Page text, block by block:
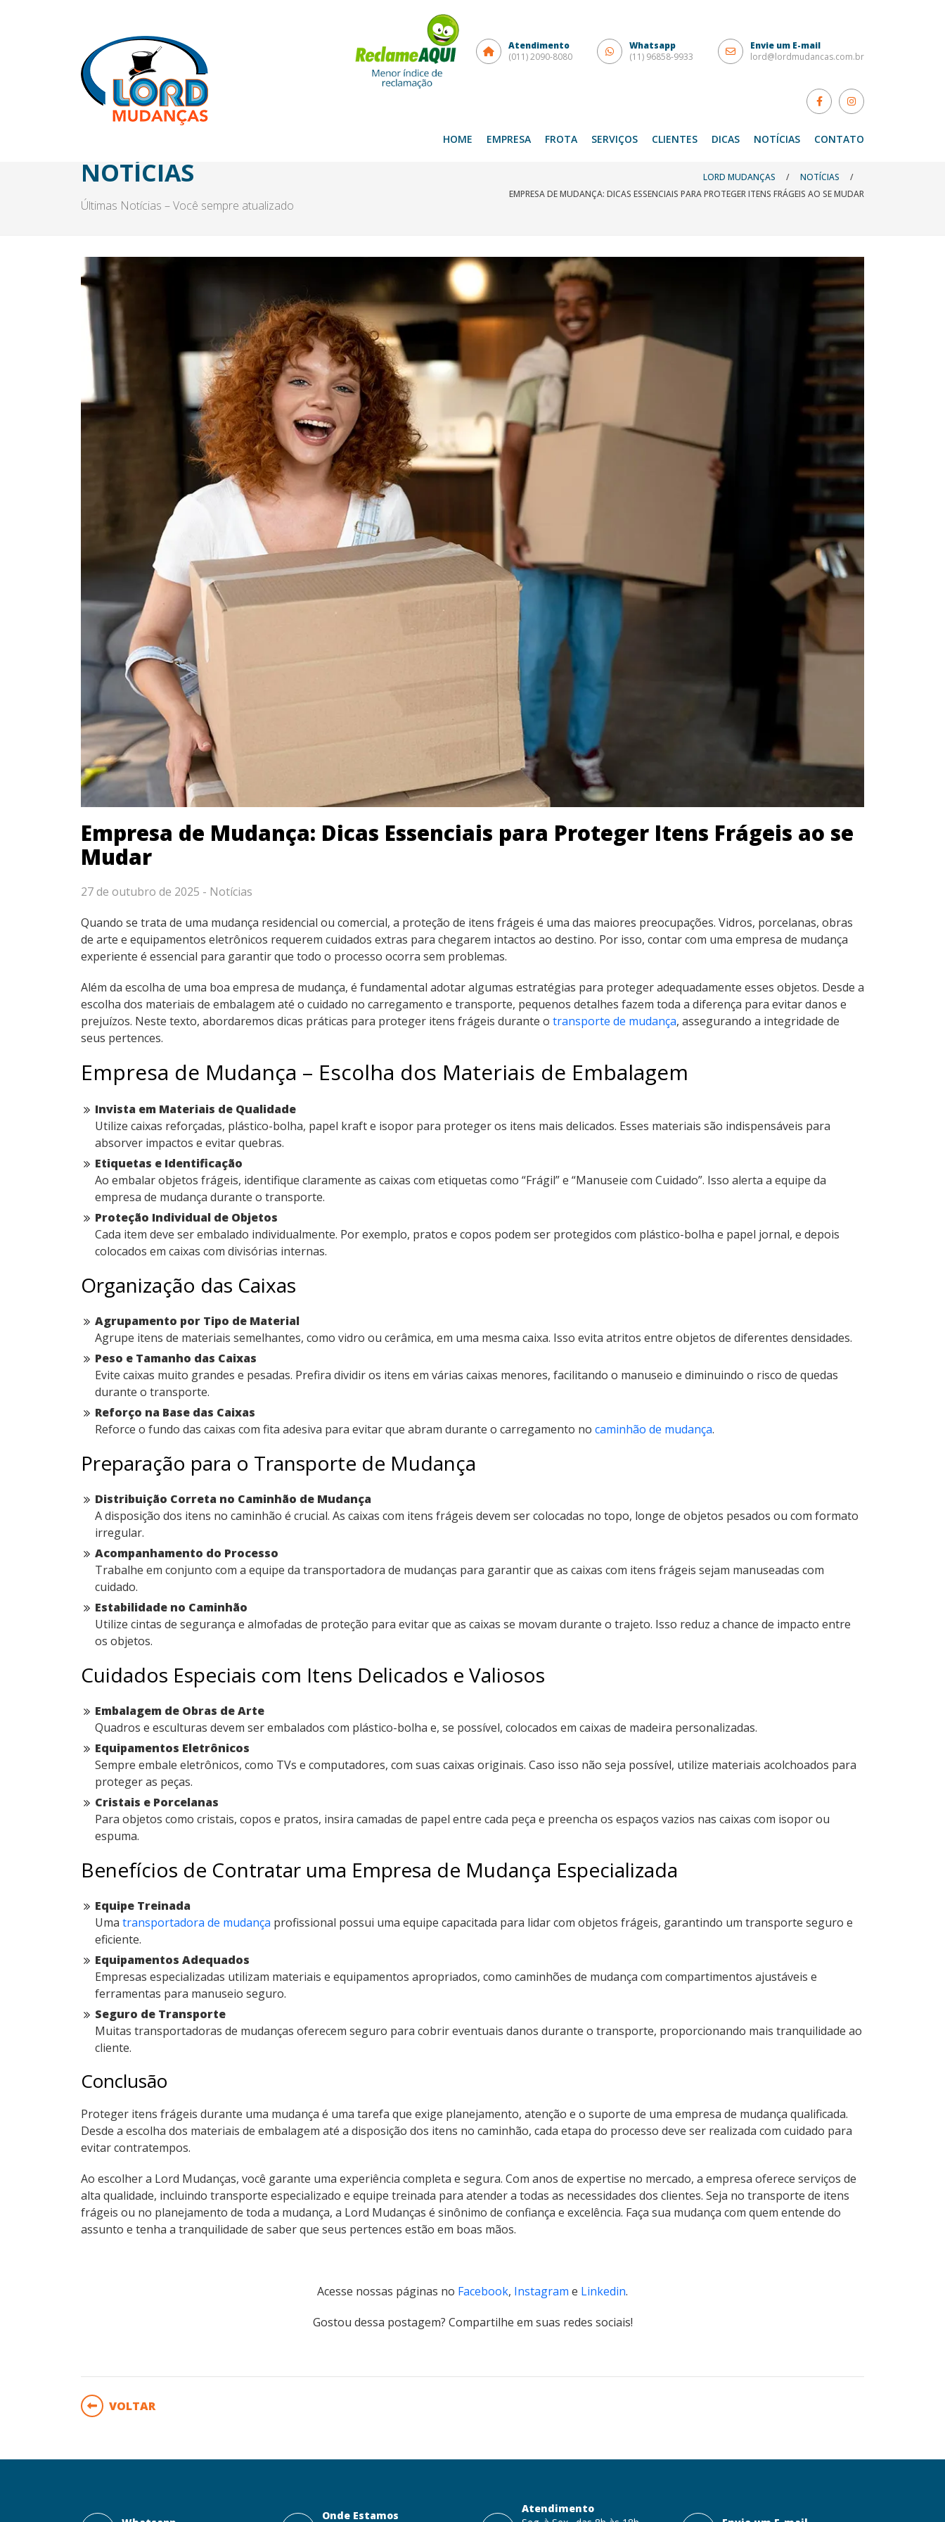
Atendimento
(011) 2090-8080
Whatsapp
(11) 96858-9933
Envie um E-mail
lord@lordmudancas.com.br
HOME EMPRESA FROTA SERVIÇOS CLIENTES DICAS NOTÍCIAS CONTATO
NOTÍCIAS
Últimas Notícias – Você sempre atualizado
LORD MUDANÇAS / NOTÍCIAS
/
EMPRESA DE MUDANÇA: DICAS ESSENCIAIS PARA PROTEGER ITENS FRÁGEIS AO SE MUDAR
Empresa de Mudança: Dicas Essenciais para Proteger Itens Frágeis ao se
Mudar
27 de outubro de 2025 - Notícias
Quando se trata de uma mudança residencial ou comercial, a proteção de itens frágeis é uma das maiores preocupações. Vidros, porcelanas, obras
de arte e equipamentos eletrônicos requerem cuidados extras para chegarem intactos ao destino. Por isso, contar com uma empresa de mudança
experiente é essencial para garantir que todo o processo ocorra sem problemas.
Além da escolha de uma boa empresa de mudança, é fundamental adotar algumas estratégias para proteger adequadamente esses objetos. Desde a
escolha dos materiais de embalagem até o cuidado no carregamento e transporte, pequenos detalhes fazem toda a diferença para evitar danos e
prejuízos. Neste texto, abordaremos dicas práticas para proteger itens frágeis durante o transporte de mudança, assegurando a integridade de
seus pertences.
Empresa de Mudança – Escolha dos Materiais de Embalagem
Invista em Materiais de Qualidade
Utilize caixas reforçadas, plástico-bolha, papel kraft e isopor para proteger os itens mais delicados. Esses materiais são indispensáveis para
absorver impactos e evitar quebras.
Etiquetas e Identificação
Ao embalar objetos frágeis, identifique claramente as caixas com etiquetas como “Frágil” e “Manuseie com Cuidado”. Isso alerta a equipe da
empresa de mudança durante o transporte.
Proteção Individual de Objetos
Cada item deve ser embalado individualmente. Por exemplo, pratos e copos podem ser protegidos com plástico-bolha e papel jornal, e depois
colocados em caixas com divisórias internas.
Organização das Caixas
Agrupamento por Tipo de Material
Agrupe itens de materiais semelhantes, como vidro ou cerâmica, em uma mesma caixa. Isso evita atritos entre objetos de diferentes densidades.
Peso e Tamanho das Caixas
Evite caixas muito grandes e pesadas. Prefira dividir os itens em várias caixas menores, facilitando o manuseio e diminuindo o risco de quedas
durante o transporte.
Reforço na Base das Caixas
Reforce o fundo das caixas com fita adesiva para evitar que abram durante o carregamento no caminhão de mudança.
Preparação para o Transporte de Mudança
Distribuição Correta no Caminhão de Mudança
A disposição dos itens no caminhão é crucial. As caixas com itens frágeis devem ser colocadas no topo, longe de objetos pesados ou com formato
irregular.
Acompanhamento do Processo
Trabalhe em conjunto com a equipe da transportadora de mudanças para garantir que as caixas com itens frágeis sejam manuseadas com
cuidado.
Estabilidade no Caminhão
Utilize cintas de segurança e almofadas de proteção para evitar que as caixas se movam durante o trajeto. Isso reduz a chance de impacto entre
os objetos.
Cuidados Especiais com Itens Delicados e Valiosos
Embalagem de Obras de Arte
Quadros e esculturas devem ser embalados com plástico-bolha e, se possível, colocados em caixas de madeira personalizadas.
Equipamentos Eletrônicos
Sempre embale eletrônicos, como TVs e computadores, com suas caixas originais. Caso isso não seja possível, utilize materiais acolchoados para
proteger as peças.
Cristais e Porcelanas
Para objetos como cristais, copos e pratos, insira camadas de papel entre cada peça e preencha os espaços vazios nas caixas com isopor ou
espuma.
Benefícios de Contratar uma Empresa de Mudança Especializada
Equipe Treinada
Uma transportadora de mudança profissional possui uma equipe capacitada para lidar com objetos frágeis, garantindo um transporte seguro e
eficiente.
Equipamentos Adequados
Empresas especializadas utilizam materiais e equipamentos apropriados, como caminhões de mudança com compartimentos ajustáveis e
ferramentas para manuseio seguro.
Seguro de Transporte
Muitas transportadoras de mudanças oferecem seguro para cobrir eventuais danos durante o transporte, proporcionando mais tranquilidade ao
cliente.
Conclusão
Proteger itens frágeis durante uma mudança é uma tarefa que exige planejamento, atenção e o suporte de uma empresa de mudança qualificada.
Desde a escolha dos materiais de embalagem até a disposição dos itens no caminhão, cada etapa do processo deve ser realizada com cuidado para
evitar contratempos.
Ao escolher a Lord Mudanças, você garante uma experiência completa e segura. Com anos de expertise no mercado, a empresa oferece serviços de
alta qualidade, incluindo transporte especializado e equipe treinada para atender a todas as necessidades dos clientes. Seja no transporte de itens
frágeis ou no planejamento de toda a mudança, a Lord Mudanças é sinônimo de confiança e excelência. Faça sua mudança com quem entende do
assunto e tenha a tranquilidade de saber que seus pertences estão em boas mãos.
Acesse nossas páginas no Facebook, Instagram e Linkedin.
Gostou dessa postagem? Compartilhe em suas redes sociais!
VOLTAR
Onde Estamos
Atendimento